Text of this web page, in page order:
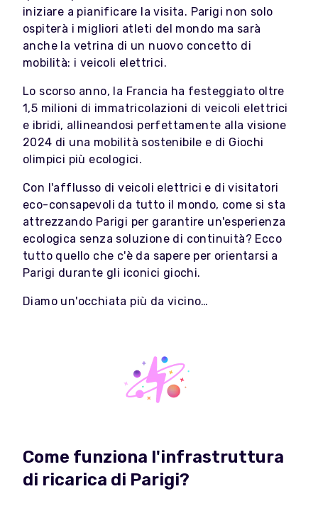
iniziare a pianificare la visita. Parigi non solo
ospiterà i migliori atleti del mondo ma sarà
anche la vetrina di un nuovo concetto di
mobilità: i veicoli elettrici.
Lo scorso anno, la Francia ha festeggiato oltre
1,5 milioni di immatricolazioni di veicoli elettrici
e ibridi, allineandosi perfettamente alla visione
2024 di una mobilità sostenibile e di Giochi
olimpici più ecologici.
Con l'afflusso di veicoli elettrici e di visitatori
eco-consapevoli da tutto il mondo, come si sta
attrezzando Parigi per garantire un'esperienza
ecologica senza soluzione di continuità? Ecco
tutto quello che c'è da sapere per orientarsi a
Parigi durante gli iconici giochi.
Diamo un'occhiata più da vicino…
Come funziona l'infrastruttura
di ricarica di Parigi?